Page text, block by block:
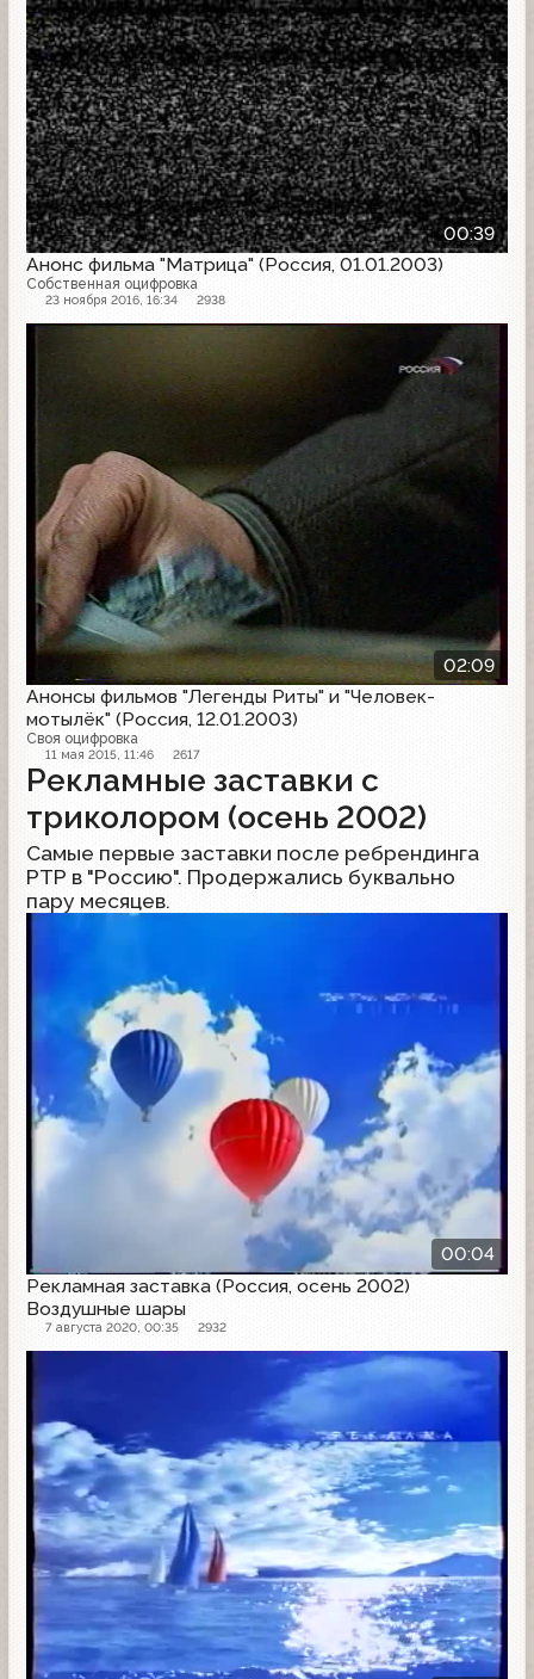
00:39
Анонс фильма "Матрица" (Россия, 01.01.2003)
Собственная оцифровка
23 ноября 2016, 16:34 2938
02:09
Анонсы фильмов "Легенды Риты" и "Человек-
мотылёк" (Россия, 12.01.2003)
Своя оцифровка
11 мая 2015, 11:46 2617
Рекламные заставки с
триколором (осень 2002)
Самые первые заставки после ребрендинга
РТР в "Россию". Продержались буквально
пару месяцев.
00:04
Рекламная заставка (Россия, осень 2002)
Воздушные шары
7 августа 2020, 00:35 2932